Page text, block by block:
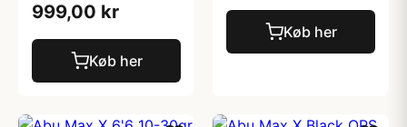
999,00 kr
Køb her
Køb her